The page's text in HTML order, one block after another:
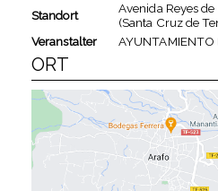
Standort
Avenida Reyes
(Santa Cruz de
Veranstalter
AYUNTAMIENTO
ORT